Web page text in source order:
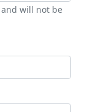
will not be